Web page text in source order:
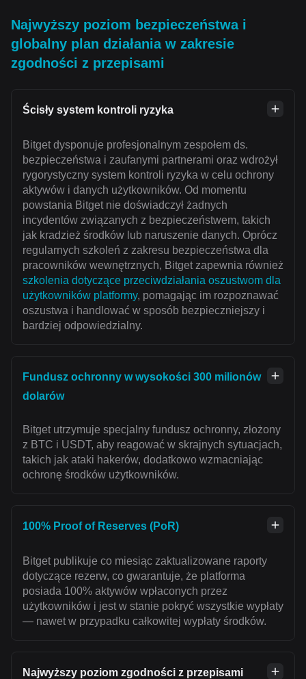
Najwyższy poziom bezpieczeństwa i
globalny plan działania w zakresie
zgodności z przepisami
Ścisły system kontroli ryzyka
Bitget dysponuje profesjonalnym zespołem ds.
bezpieczeństwa i zaufanymi partnerami oraz wdrożył
rygorystyczny system kontroli ryzyka w celu ochrony
aktywów i danych użytkowników. Od momentu
powstania Bitget nie doświadczył żadnych
incydentów związanych z bezpieczeństwem, takich
jak kradzież środków lub naruszenie danych. Oprócz
regularnych szkoleń z zakresu bezpieczeństwa dla
pracowników wewnętrznych, Bitget zapewnia również
szkolenia dotyczące przeciwdziałania oszustwom dla
użytkowników platformy, pomagając im rozpoznawać
oszustwa i handlować w sposób bezpieczniejszy i
bardziej odpowiedzialny.
Fundusz ochronny w wysokości 300 milionów
dolarów
Bitget utrzymuje specjalny fundusz ochronny, złożony
z BTC i USDT, aby reagować w skrajnych sytuacjach,
takich jak ataki hakerów, dodatkowo wzmacniając
ochronę środków użytkowników.
100% Proof of Reserves (PoR)
Bitget publikuje co miesiąc zaktualizowane raporty
dotyczące rezerw, co gwarantuje, że platforma
posiada 100% aktywów wpłaconych przez
użytkowników i jest w stanie pokryć wszystkie wypłaty
— nawet w przypadku całkowitej wypłaty środków.
Najwyższy poziom zgodności z przepisami